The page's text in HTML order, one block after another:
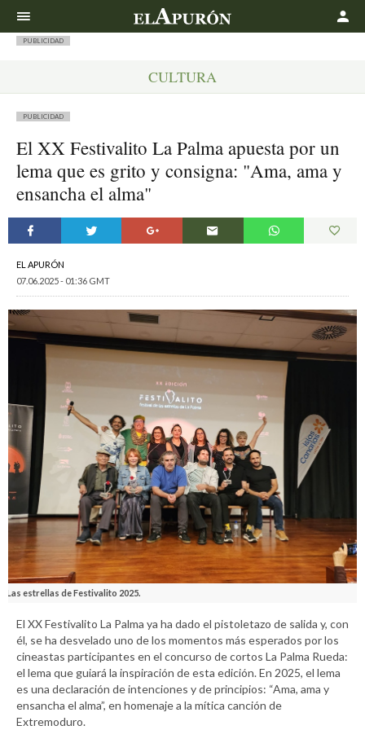
PUBLICIDAD
CULTURA
PUBLICIDAD
El XX Festivalito La Palma apuesta por un
lema que es grito y consigna: "Ama, ama y
ensancha el alma"
EL APURÓN
07.06.2025 - 01:36 GMT
Las estrellas de Festivalito 2025.
El XX Festivalito La Palma ya ha dado el pistoletazo de salida y, con
él, se ha desvelado uno de los momentos más esperados por los
cineastas participantes en el concurso de cortos La Palma Rueda:
el lema que guiará la inspiración de esta edición. En 2025, el lema
es una declaración de intenciones y de principios: “Ama, ama y
ensancha el alma”, en homenaje a la mítica canción de
Extremoduro.